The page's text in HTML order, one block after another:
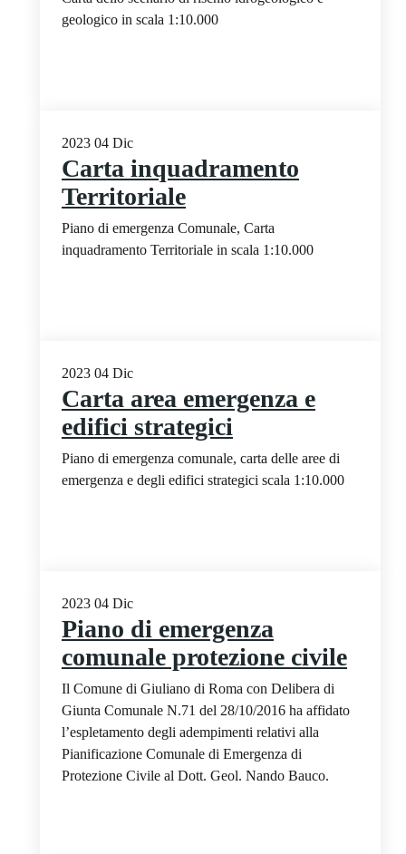
geologico in scala 1:10.000
2023 04 Dic
Carta inquadramento
Territoriale
Piano di emergenza Comunale, Carta
inquadramento Territoriale in scala 1:10.000
2023 04 Dic
Carta area emergenza e
edifici strategici
Piano di emergenza comunale, carta delle aree di
emergenza e degli edifici strategici scala 1:10.000
2023 04 Dic
Piano di emergenza
comunale protezione civile
Il Comune di Giuliano di Roma con Delibera di
Giunta Comunale N.71 del 28/10/2016 ha affidato
l’espletamento degli adempimenti relativi alla
Pianificazione Comunale di Emergenza di
Protezione Civile al Dott. Geol. Nando Bauco.